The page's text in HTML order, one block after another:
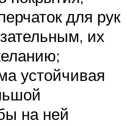
для рук
их
устойчивая
на ней